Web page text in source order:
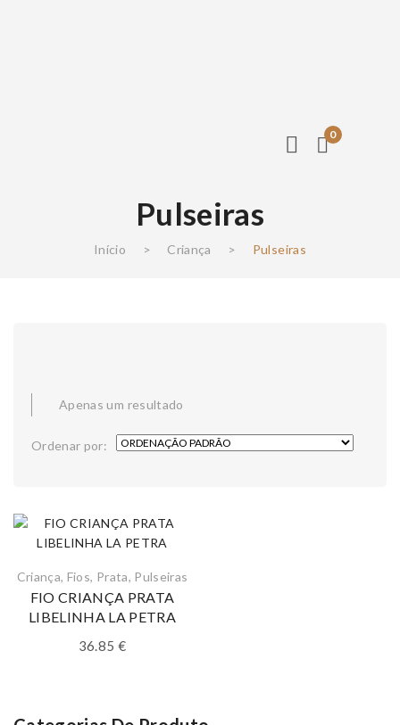
0
Pulseiras
Início > Criança > Pulseiras
Apenas um resultado
Ordenar por:
Criança, Fios, Prata, Pulseiras
FIO CRIANÇA PRATA
LIBELINHA LA PETRA
36.85 €